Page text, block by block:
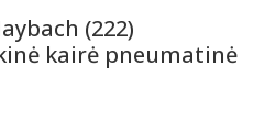
(222)
kairė pneumatinė